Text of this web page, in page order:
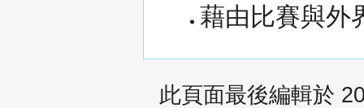
藉由比賽與外
此頁面最後編輯於